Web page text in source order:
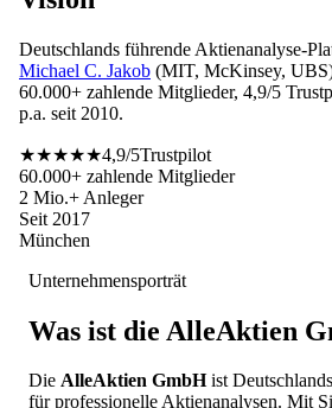
Deutschlands führende Aktienanalyse-
Michael C. Jakob (MIT, McKinsey,
60.000+ zahlende Mitglieder, 4,9/5
p.a. seit 2010.
★★★★★4,9/5Trustpilot
60.000+ zahlende Mitglieder
2 Mio.+ Anleger
Seit 2017
München
Unternehmensporträt
Was ist die AlleAktien
Die AlleAktien GmbHist
für professionelle Aktienanalysen. Mit